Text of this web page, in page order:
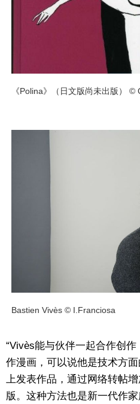
《Polina》（日文版尚未出版）
Bastien Vivès © I.Franciosa
“Vivès能与伙伴一起合作创
作漫画，可以说他是技术方
上发表作品，通过网络转帖
版。这种方法也是新一代作家